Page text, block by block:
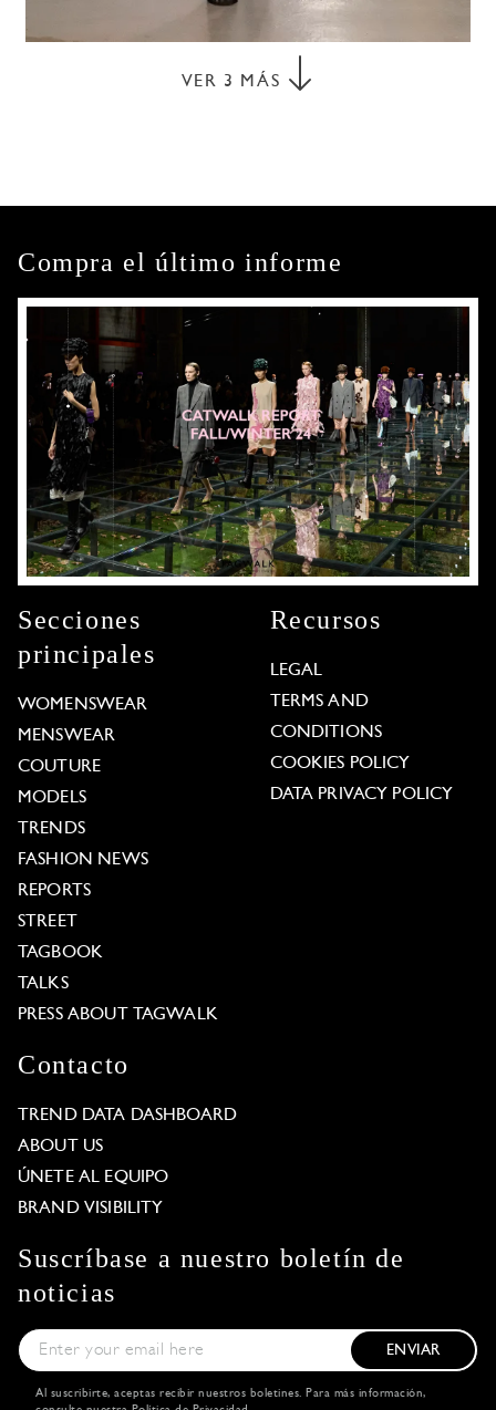
VER 3 MÁS
Compra el último informe
Secciones
principales
WOMENSWEAR
MENSWEAR
COUTURE
MODELS
TRENDS
FASHION NEWS
REPORTS
STREET
TAGBOOK
TALKS
PRESS ABOUT TAGWALK
Recursos
LEGAL
TERMS AND
CONDITIONS
COOKIES POLICY
DATA PRIVACY POLICY
Contacto
TREND DATA DASHBOARD
ABOUT US
ÚNETE AL EQUIPO
BRAND VISIBILITY
Suscríbase a nuestro boletín de
noticias
ENVIAR
Al suscribirte, aceptas recibir nuestros boletines. Para más información,